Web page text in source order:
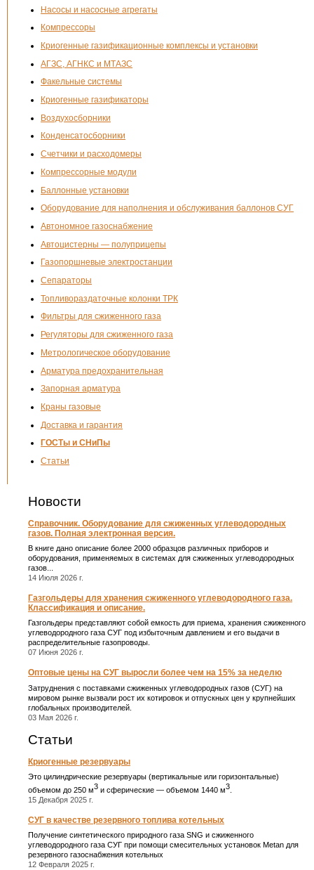
Насосы и насосные агрегаты
Компрессоры
Криогенные газификационные комплексы и установки
АГЗС, АГНКС и МТАЗС
Факельные системы
Криогенные газификаторы
Воздухосборники
Конденсатосборники
Счетчики и расходомеры
Компрессорные модули
Баллонные установки
Оборудование для наполнения и обслуживания баллонов СУГ
Автономное газоснабжение
Автоцистерны — полуприцепы
Газопоршневые электростанции
Сепараторы
Топливораздаточные колонки ТРК
Фильтры для сжиженного газа
Регуляторы для сжиженного газа
Метрологическое оборудование
Арматура предохранительная
Запорная арматура
Краны газовые
Доставка и гарантия
ГОСТы и СНиПы
Статьи
Новости
Справочник. Оборудование для сжиженных углеводородных
газов. Полная электронная версия.
В книге дано описание более 2000 образцов различных приборов и
оборудования, применяемых в системах для сжиженных углеводородных
газов...
14 Июля 2026 г.
Газгольдеры для хранения сжиженного углеводородного газа.
Классификация и описание.
Газгольдеры представляют собой емкость для приема, хранения сжиженного
углеводородного газа СУГ под избыточным давлением и его выдачи в
распределительные газопроводы.
07 Июня 2026 г.
Оптовые цены на СУГ выросли более чем на 15% за неделю
Затруднения с поставками сжиженных углеводородных газов (СУГ) на
мировом рынке вызвали рост их котировок и отпускных цен у крупнейших
глобальных производителей.
03 Мая 2026 г.
Статьи
Криогенные резервуары
Это цилиндрические резервуары (вертикальные или горизонтальные)
объемом до 250 м3 и сферические ― объемом 1440 м3
15 Декабря 2025 г.
СУГ в качестве резервного топлива котельных
Получение синтетического природного газа SNG и сжиженного
углеводородного газа СУГ при помощи смесительных установок Metan для
резервного газоснабжения котельных
12 Февраля 2025 г.